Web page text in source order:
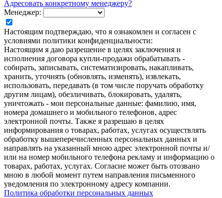
Адресовать конкретному менеджеру?
Менеджер:
Настоящим подтверждаю, что я ознакомлен и согласен с
условиями политики конфиденциальности:
Настоящим я даю разрешение в целях заключения и
исполнения договора купли-продажи обрабатывать -
собирать, записывать, систематизировать, накапливать,
хранить, уточнять (обновлять, изменять), извлекать,
использовать, передавать (в том числе поручать обработку
другим лицам), обезличивать, блокировать, удалять,
уничтожать - мои персональные данные: фамилию, имя,
номера домашнего и мобильного телефонов, адрес
электронной почты. Также я разрешаю в целях
информирования о товарах, работах, услугах осуществлять
обработку вышеперечисленных персональных данных и
направлять на указанный мною адрес электронной почты и/
или на номер мобильного телефона рекламу и информацию о
товарах, работах, услугах. Согласие может быть отозвано
мною в любой момент путем направления письменного
уведомления по электронному адресу компании.
Политика обработки персональных данных